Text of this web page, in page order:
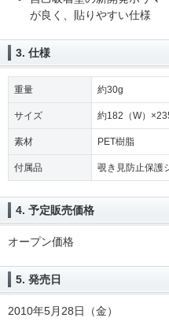
が良く、貼りやすい仕様
3. 仕様
重量 約30g
サイズ 約182（W）
素材 PET樹脂
付属品 覗き見防止保護
4. 予定販売価格
オープン価格
5. 発売日
2010年5月28日（金）